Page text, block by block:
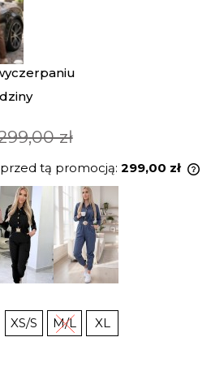
zł
tą promocją: 299,00 zł
XS/S M/L XL